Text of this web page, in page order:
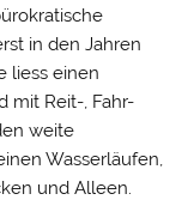
in den Jahren
liess einen
mit Reit-, Fahr-
weite
Wasserläufen,
und Alleen.